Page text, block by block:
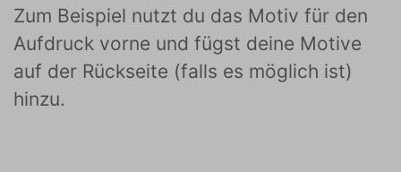
Zum Beispiel nutzt du das Motiv für den
Aufdruck vorne und fügst deine Motive
auf der Rückseite (falls es möglich ist)
hinzu.